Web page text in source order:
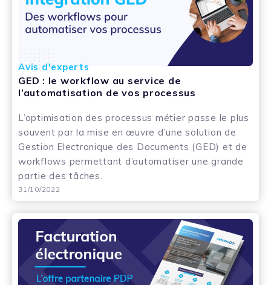
Avis d'experts
GED : le workflow au service de
l’automatisation de vos processus
L’optimisation des processus métier passe le plus
souvent par la mise en œuvre d’une solution de
Gestion Electronique des Documents (GED) et de
workflows permettant d’automatiser une grande
partie des tâches.
31/10/2022